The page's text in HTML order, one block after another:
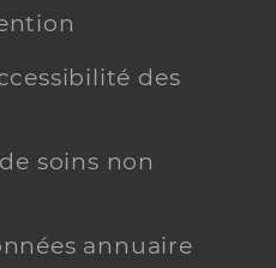
des
soins non
annuaire